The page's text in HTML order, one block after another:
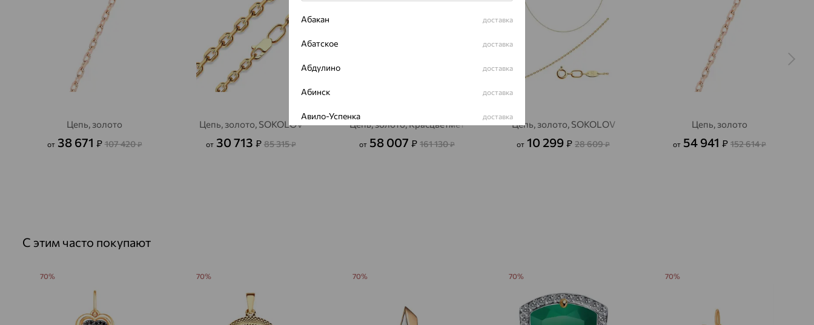
Цепь, золото
от 38 671 ₽ 107 420₽
Цепь, золото, SOKOLOV
от 30 713 ₽ 85 315₽
Цепь, золото, Красцветмет
от 58 007 ₽ 161 130₽
Цепь, золото, SOKOLOV
от 10 299 ₽ 28 609₽
Цепь, золото
от 54 941 ₽ 152 614₽
С этим часто покупают
70% 70% 70% 70% 70%
Абакан доставка
Абатское доставка
Абдулино доставка
Абинск доставка
Авило-Успенка доставка